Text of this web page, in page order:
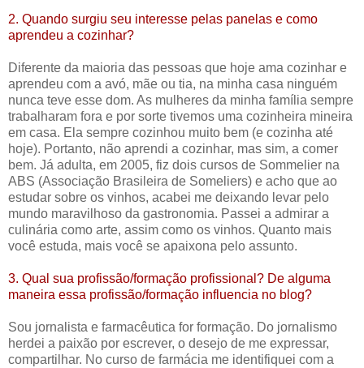
2. Quando surgiu seu interesse pelas panelas e como
aprendeu a cozinhar?
Diferente da maioria das pessoas que hoje ama cozinhar e
aprendeu com a avó, mãe ou tia, na minha casa ninguém
nunca teve esse dom. As mulheres da minha família sempre
trabalharam fora e por sorte tivemos uma cozinheira mineira
em casa. Ela sempre cozinhou muito bem (e cozinha até
hoje). Portanto, não aprendi a cozinhar, mas sim, a comer
bem. Já adulta, em 2005, fiz dois cursos de Sommelier na
ABS (Associação Brasileira de Someliers) e acho que ao
estudar sobre os vinhos, acabei me deixando levar pelo
mundo maravilhoso da gastronomia. Passei a admirar a
culinária como arte, assim como os vinhos. Quanto mais
você estuda, mais você se apaixona pelo assunto.
3. Qual sua profissão/formação profissional? De alguma
maneira essa profissão/formação influencia no blog?
Sou jornalista e farmacêutica for formação. Do jornalismo
herdei a paixão por escrever, o desejo de me expressar,
compartilhar. No curso de farmácia me identifiquei com a